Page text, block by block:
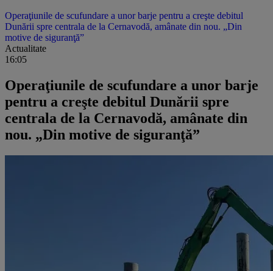
Operaţiunile de scufundare a unor barje pentru a creşte debitul
Dunării spre centrala de la Cernavodă, amânate din nou. „Din
motive de siguranţă”
Actualitate
16:05
Operaţiunile de scufundare a unor barje
pentru a creşte debitul Dunării spre
centrala de la Cernavodă, amânate din
nou. „Din motive de siguranţă”